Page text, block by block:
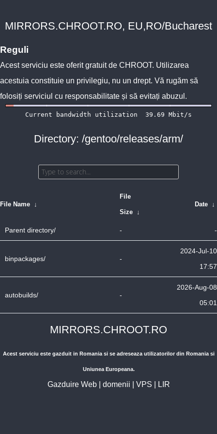
MIRRORS.CHROOT.RO, EU,RO/Bucharest
Reguli
Acest serviciu este oferit gratuit de CHROOT. Utilizarea
acestuia constituie un privilegiu, nu un drept. Vă rugăm să
folosiți serviciul cu responsabilitate și să evitați abuzul.
Directory: /gentoo/releases/arm/
File Name ↓
File
Size ↓
Date ↓
Parent directory/ - -
binpackages/ -
2024-Jul-10
17:57
autobuilds/ -
2026-Aug-08
05:01
MIRRORS.CHROOT.RO
Acest serviciu este gazduit in Romania si se adreseaza utilizatorilor din Romania si
Uniunea Europeana.
Gazduire Web| domenii VPS LIR